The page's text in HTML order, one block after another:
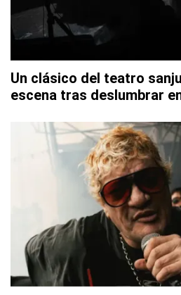
Un clásico del teatro
escena tras deslumbrar